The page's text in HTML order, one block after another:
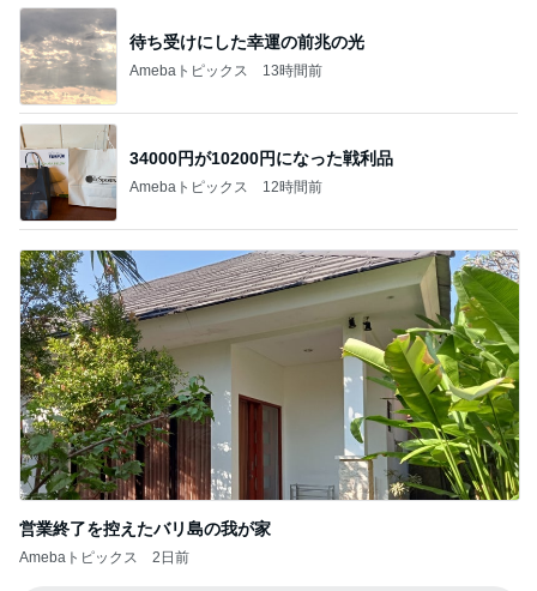
待ち受けにした幸運の前兆の光
Amebaトピックス 13時間前
34000円が10200円になった戦利品
Amebaトピックス 12時間前
営業終了を控えたバリ島の我が家
Amebaトピックス 2日前